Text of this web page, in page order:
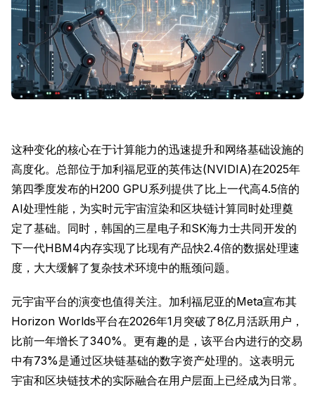
这种变化的核心在于计算能力的迅速提升和网络基础设施的
高度化。总部位于加利福尼亚的英伟达(NVIDIA)在2025年
第四季度发布的H200 GPU系列提供了比上一代高4.5倍的
AI处理性能，为实时元宇宙渲染和区块链计算同时处理奠
定了基础。同时，韩国的三星电子和SK海力士共同开发的
下一代HBM4内存实现了比现有产品快2.4倍的数据处理速
度，大大缓解了复杂技术环境中的瓶颈问题。
元宇宙平台的演变也值得关注。加利福尼亚的Meta宣布其
Horizon Worlds平台在2026年1月突破了8亿月活跃用户，
比前一年增长了340%。更有趣的是，该平台内进行的交易
中有73%是通过区块链基础的数字资产处理的。这表明元
宇宙和区块链技术的实际融合在用户层面上已经成为日常。